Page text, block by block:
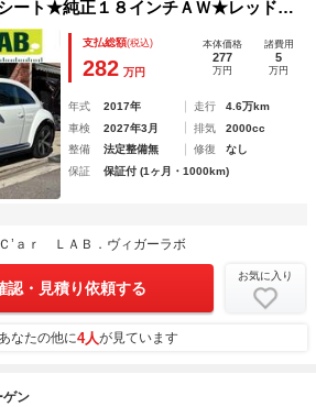
ート★純正１８インチＡＷ★レッドキ
Ｄヘッドライト★社外７インチナビ★
ルセグＴＶ★バックカメラ★
支払総額(税込)
282 万円
本体価格
277
万円
諸費用
5
万円
年式 2017年 走行
4.6万km
車検
2027年3月 排気
2000cc
整備
法定整備無 修復
なし
保証
保証付 (1ヶ月・1000km)
’ａｒ ＬＡＢ．ヴィガーラボ
認・見積り依頼する
お気に入り
なたの他に4人が見ています
ゲン